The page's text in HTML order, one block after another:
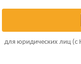
для юридических лиц (с